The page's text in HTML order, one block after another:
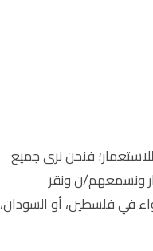
فنحن نرى جميع
ونسمعهم/ن ونقر
في فلسطين، أو السودان،